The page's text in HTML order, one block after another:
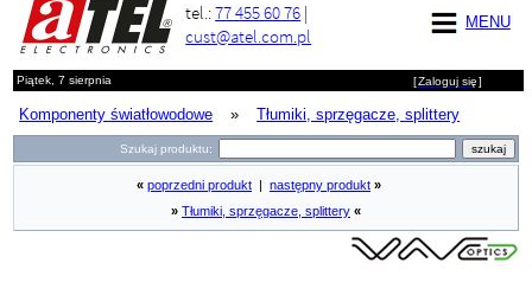
MENU
tel.:77 455 60 76 |
cust@atel.com.pl
Piątek, 7 sierpnia [Zaloguj się]
Komponenty światłowodowe » Tłumiki, sprzęgacze, splittery
Szukaj produktu:
« poprzedni produkt następny produkt »
» Tłumiki, sprzęgacze, splittery «